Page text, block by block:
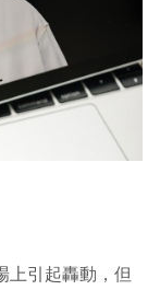
上引起轟動，但